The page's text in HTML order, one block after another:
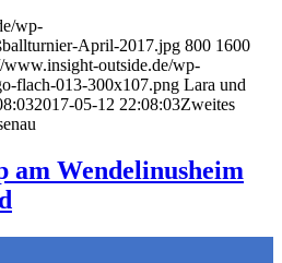
wp-
April-2017.jpg 800 1600
www.insight-outside.de/wp-
flach-013-300x107.png Lara und
2017-05-12 22:08:03Zweites
am Wendelinusheim